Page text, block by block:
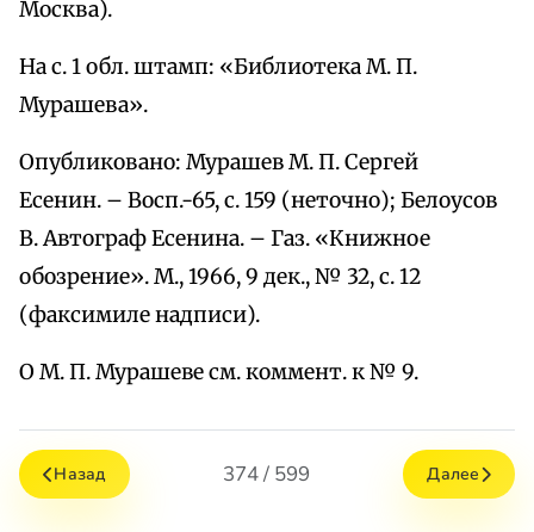
Москва).
На с. 1 обл. штамп: «Библиотека М. П.
Мурашева».
Опубликовано: Мурашев М. П. Сергей
Есенин. – Восп.-65, с. 159 (неточно); Белоусов
В. Автограф Есенина. – Газ. «Книжное
обозрение». М., 1966, 9 дек., № 32, с. 12
(факсимиле надписи).
О М. П. Мурашеве см. коммент. к № 9.
Назад 374 / 599 Далее